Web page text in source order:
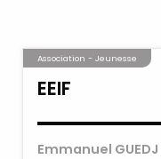
Pommes de
Salade cuite
Association - Jeunesse
EEIF
Emmanuel